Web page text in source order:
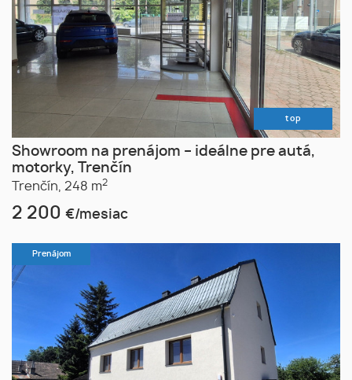
top
Showroom na prenájom – ideálne pre autá,
motorky, Trenčín
Trenčín, 248 m2
2 200 €/mesiac
Prenájom